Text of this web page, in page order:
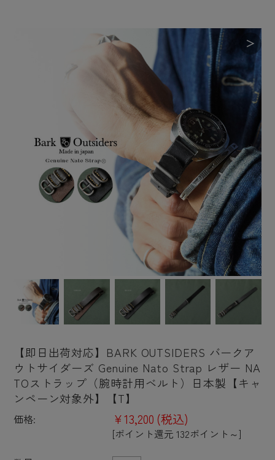
＞
【即日出荷対応】BARK OUTSIDERS バークア
ウトサイダーズ Genuine Nato Strap レザー NA
TOストラップ（腕時計用ベルト）日本製【キャ
ンペーン対象外】【T】
価格: ¥13,200 (税込)
[ポイント還元 132ポイント～]